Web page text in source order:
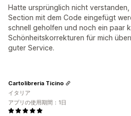
Hatte ursprünglich nicht
Section mit dem Code eingefügt
schnell geholfen und noch ein paar
Schönheitskorrekturen für mich
guter Service.
Cartolibreria Ticino
イタリア
アプリの使用期間：1日